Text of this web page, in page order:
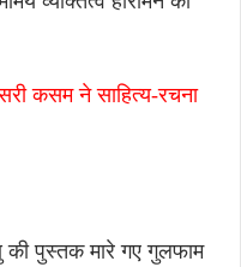
कसम ने साहित्य-रचना
की पुस्तक मारे गए गुलफाम